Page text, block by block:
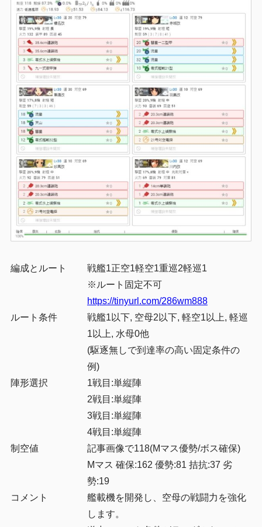
編成とルート
戦艦1正空1軽空1重巡2軽巡1
※ルート固定不可
https://tinyurl.com/286wm888
ルート条件
戦艦1以下, 空母2以下, 軽空1以上, 軽巡
1以上, 水母0他
(駆逐無しで到達率の高い固定条件の
例)
陣形選択
1戦目:単縦陣
2戦目:単縦陣
3戦目:単縦陣
4戦目:単縦陣
制空値
記事画像で118(Mマス優勢/ボス確保)
Mマス 確保:162 優勢:81 拮抗:37 劣
勢:19
コメント
艦載機を開発し、空母の戦闘力を強化
します。